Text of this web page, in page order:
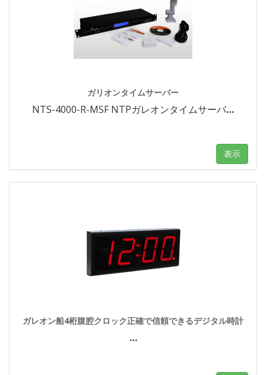
ガリオンタイムサーバー
NTS-4000-R-MSF NTPガレオンタイムサーバ…
表示
ガレ​​オン船4桁腹腔クロック正確で信頼できるデジタル時計
…